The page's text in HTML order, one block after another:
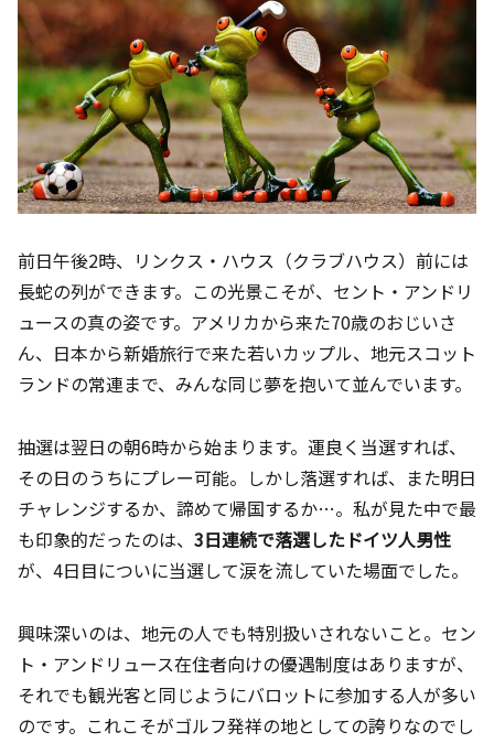
前日午後2時、リンクス・ハウス（クラブハウス）前には
長蛇の列ができます。この光景こそが、セント・アンドリ
ュースの真の姿です。アメリカから来た70歳のおじいさ
ん、日本から新婚旅行で来た若いカップル、地元スコット
ランドの常連まで、みんな同じ夢を抱いて並んでいます。
抽選は翌日の朝6時から始まります。運良く当選すれば、
その日のうちにプレー可能。しかし落選すれば、また明日
チャレンジするか、諦めて帰国するか…。私が見た中で最
も印象的だったのは、 3日連続で落選したドイツ人男性
が、4日目についに当選して涙を流していた場面でした。
興味深いのは、地元の人でも特別扱いされないこと。セン
ト・アンドリュース在住者向けの優遇制度はありますが、
それでも観光客と同じようにバロットに参加する人が多い
のです。これこそがゴルフ発祥の地としての誇りなのでし